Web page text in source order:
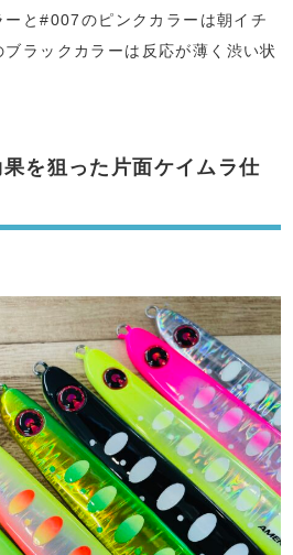
と#007のピンクカラーは朝イチ
ラックカラーは反応が薄く渋い状
を狙った片面ケイムラ仕